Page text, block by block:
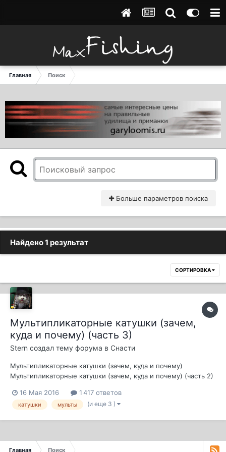
Главная Поиск
Больше параметров поиска
Найдено 1 результат
СОРТИРОВКА
Мультипликаторные катушки (зачем,
куда и почему) (часть 3)
Stern создал тему форума в Снасти
Мультипликаторные катушки (зачем, куда и почему)
Мультипликаторные катушки (зачем, куда и почему) (часть 2)
16 Мая 2016 1 417 ответов
катушки мульты (и еще 3 )
Главная Поиск